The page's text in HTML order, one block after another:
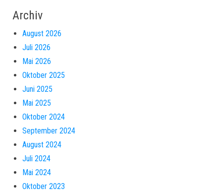
Archiv
August 2026
Juli 2026
Mai 2026
Oktober 2025
Juni 2025
Mai 2025
Oktober 2024
September 2024
August 2024
Juli 2024
Mai 2024
Oktober 2023